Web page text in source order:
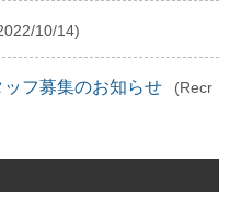
10/14)
フ募集のお知らせ
(Recr